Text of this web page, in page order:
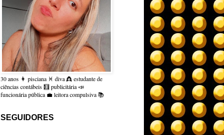
30 anos 👩 pisciana ♓ diva 👸 estudante de
ciências contábeis 🧮 publicitária 📣
funcionária pública 💼 leitora compulsiva 📚
SEGUIDORES